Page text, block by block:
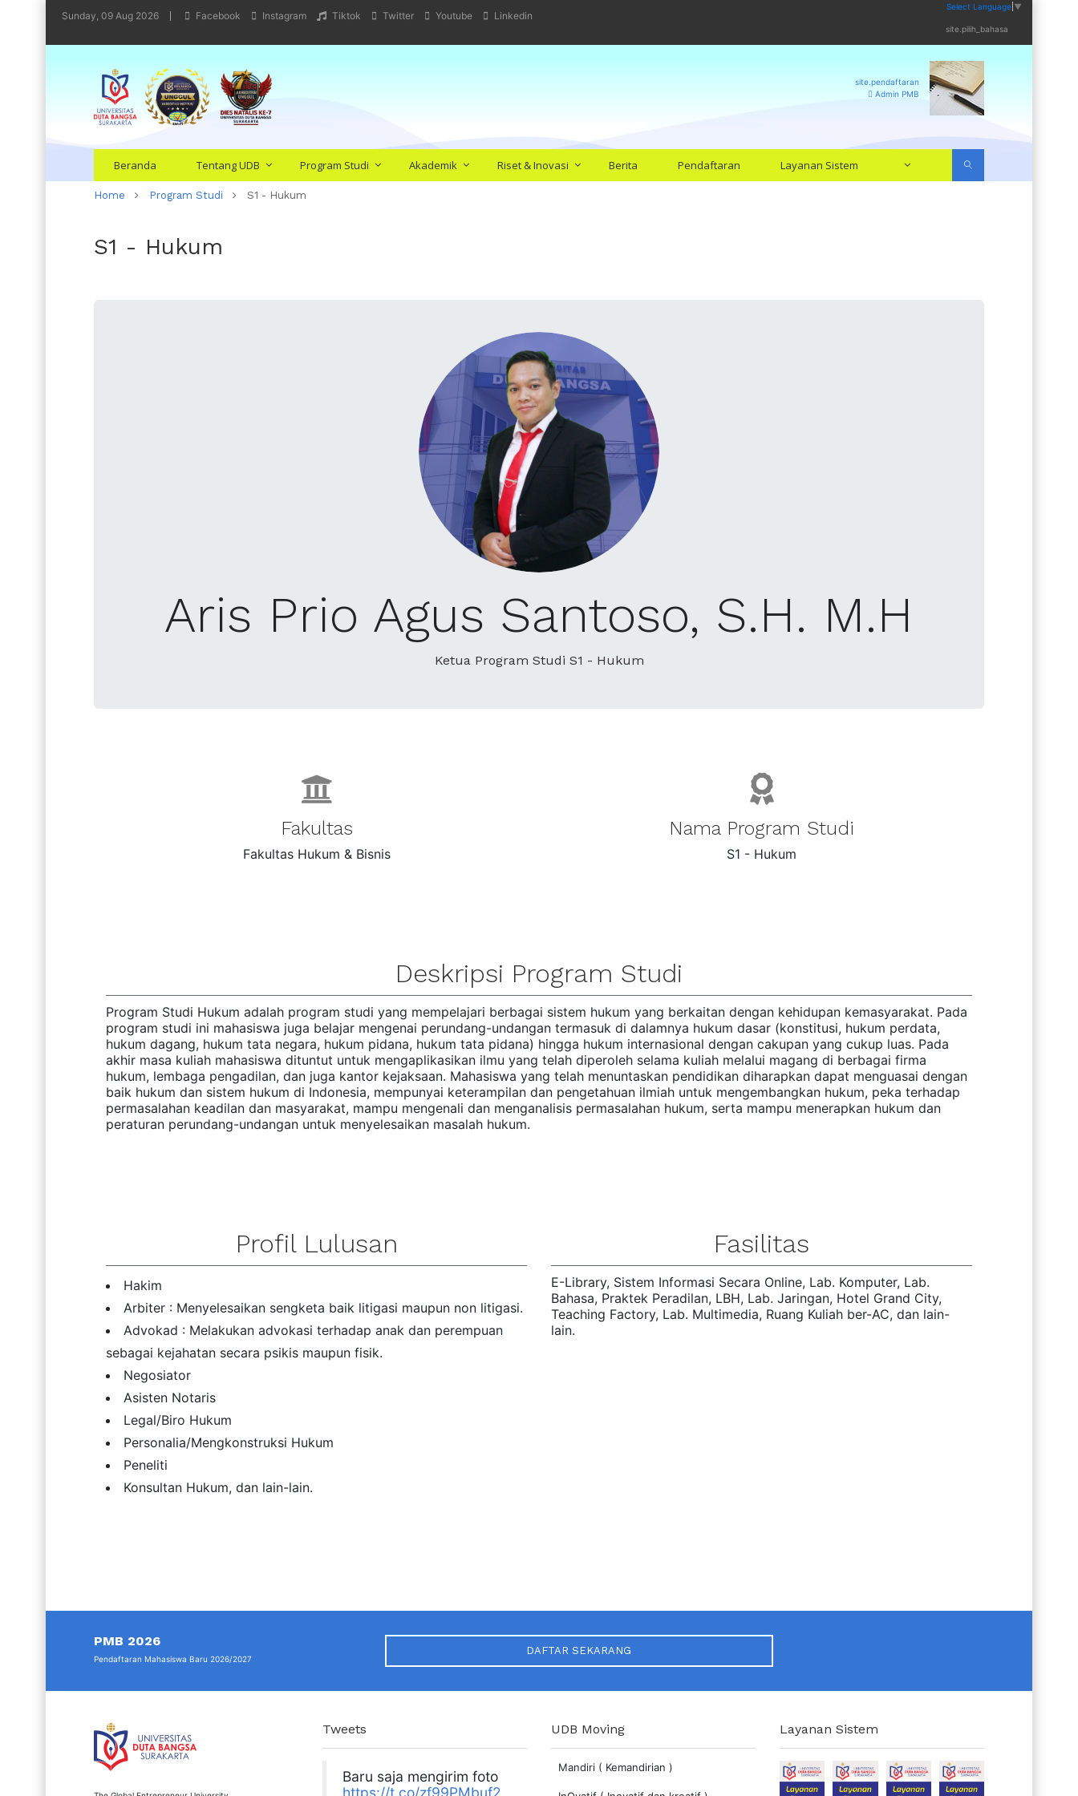
Sunday, 09 Aug 2026 Facebook Instagram Tiktok Twitter Youtube Linkedin
Select Language ▼
site.pilih_bahasa
site.pendaftaran
Admin PMB
Beranda Tentang UDB Program Studi Akademik Riset & Inovasi Berita Pendaftaran Layanan Sistem
Home Program Studi S1 - Hukum
S1 - Hukum
Aris Prio Agus Santoso, S.H. M.H
Ketua Program Studi S1 - Hukum
Fakultas
Fakultas Hukum & Bisnis
Nama Program Studi
S1 - Hukum
Deskripsi Program Studi
Program Studi Hukum adalah program studi yang mempelajari berbagai sistem hukum yang berkaitan dengan kehidupan kemasyarakat. Pada
program studi ini mahasiswa juga belajar mengenai perundang-undangan termasuk di dalamnya hukum dasar (konstitusi, hukum perdata,
hukum dagang, hukum tata negara, hukum pidana, hukum tata pidana) hingga hukum internasional dengan cakupan yang cukup luas. Pada
akhir masa kuliah mahasiswa dituntut untuk mengaplikasikan ilmu yang telah diperoleh selama kuliah melalui magang di berbagai firma
hukum, lembaga pengadilan, dan juga kantor kejaksaan. Mahasiswa yang telah menuntaskan pendidikan diharapkan dapat menguasai dengan
baik hukum dan sistem hukum di Indonesia, mempunyai keterampilan dan pengetahuan ilmiah untuk mengembangkan hukum, peka terhadap
permasalahan keadilan dan masyarakat, mampu mengenali dan menganalisis permasalahan hukum, serta mampu menerapkan hukum dan
peraturan perundang-undangan untuk menyelesaikan masalah hukum.
Profil Lulusan
Hakim
Arbiter : Menyelesaikan sengketa baik litigasi maupun non litigasi.
Advokad : Melakukan advokasi terhadap anak dan perempuan
sebagai kejahatan secara psikis maupun fisik.
Negosiator
Asisten Notaris
Legal/Biro Hukum
Personalia/Mengkonstruksi Hukum
Peneliti
Konsultan Hukum, dan lain-lain.
Fasilitas
E-Library, Sistem Informasi Secara Online, Lab. Komputer, Lab.
Bahasa, Praktek Peradilan, LBH, Lab. Jaringan, Hotel Grand City,
Teaching Factory, Lab. Multimedia, Ruang Kuliah ber-AC, dan lain-
lain.
PMB 2026
Pendaftaran Mahasiswa Baru 2026/2027
DAFTAR SEKARANG
Tweets
Baru saja mengirim foto
https://t.co/zf99PMbuf2
UDB Moving
Mandiri ( Kemandirian )
Layanan Sistem